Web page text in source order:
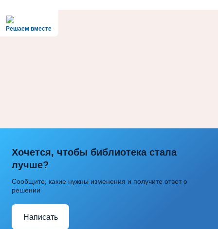
Решаем вместе
Хочется, чтобы библиотека стала
лучше?
Сообщите, какие нужны изменения и получите ответ о
решении
Написать